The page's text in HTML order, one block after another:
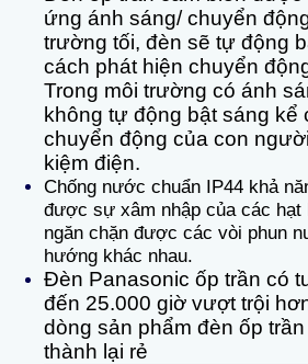
ứng ánh sáng/ chuyển
trường tối, đèn sẽ tự động
cách phát hiện chuyển
Trong môi trường có ánh
không tự động bật sáng kể
chuyển động của con
kiệm điện.
Chống nước chuẩn IP44 khả
được sự xâm nhập của các hạt
ngăn chặn được các vòi phun
hướng khác nhau.
Đèn Panasonic ốp trần có
đến 25.000 giờ vượt trội
dòng sản phẩm đèn ốp
thành lại rẻ